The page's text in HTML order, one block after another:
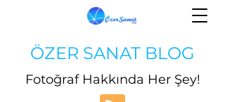
ÖZER SANAT BLOG
Fotoğraf Hakkında Her Şey!